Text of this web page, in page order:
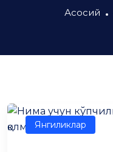
Асосий
Янгиликлар